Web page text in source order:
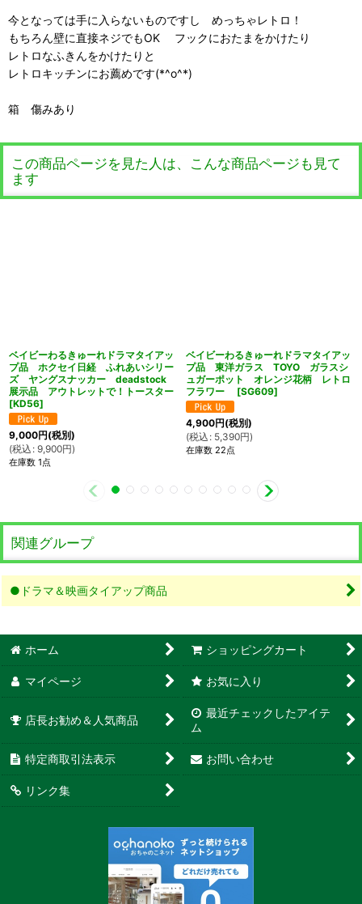
今となっては手に入らないものですし めっちゃレトロ！
もちろん壁に直接ネジでもOK フックにおたまをかけたり
レトロなふきんをかけたりと
レトロキッチンにお薦めです(*^o^*)
箱 傷みあり
この商品ページを見た人は、こんな商品ページも見て
ます
ベイビーわるきゅーれドラマタイアッ
プ品 ホクセイ日経 ふれあいシリー
ズ ヤングスナッカー deadstock
展示品 アウトレットで！トースター
[KD56]
9,000円(税別)
(税込 : 9,900円)
在庫数 1点
ベイビーわるきゅーれドラマタイアッ
プ品 東洋ガラス TOYO ガラスシ
ュガーポット オレンジ花柄 レトロ
フラワー
[SG609]
4,900円(税別)
(税込 : 5,390円)
在庫数 22点
関連グループ
●ドラマ＆映画タイアップ商品
ホーム ショッピングカート
マイページ お気に入り
店長お勧め＆人気商品
最近チェックしたアイテ
ム
特定商取引法表示 お問い合わせ
リンク集